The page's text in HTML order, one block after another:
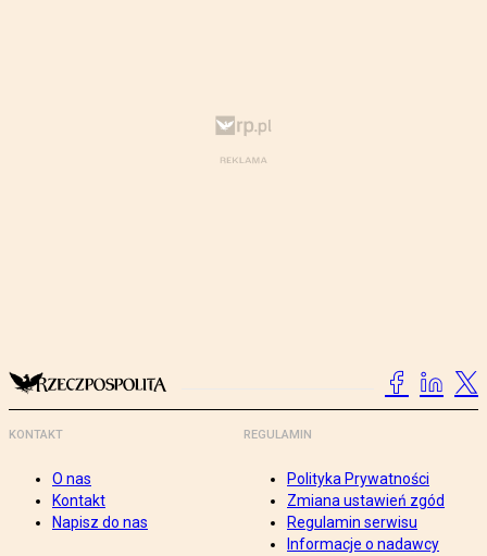
KONTAKT
O nas
Kontakt
Napisz do nas
REGULAMIN
Polityka Prywatności
Zmiana ustawień zgód
Regulamin serwisu
Informacje o nadawcy